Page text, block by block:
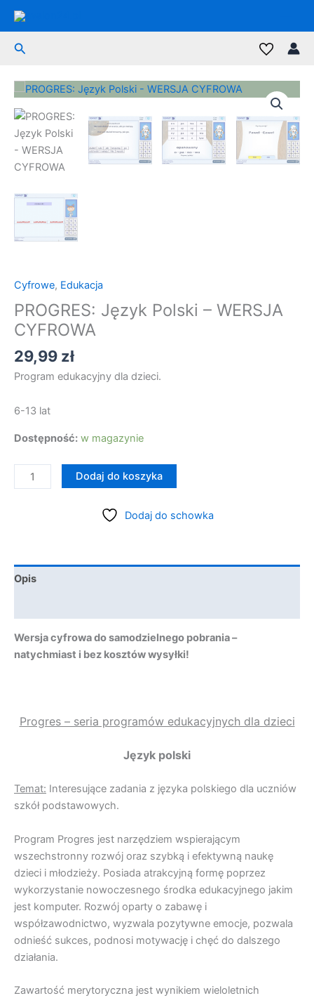
Przejdź
treściSzukaj
Cyfrowe, Edukacja
PROGRES: Język Polski – WERSJA
CYFROWA
29,99 zł
Program edukacyjny dla dzieci.
6-13 lat
Dostępność: w magazynie
ilość
PROGRES:
CYFROWA
Dodaj do koszyka
Dodaj do schowka
Opis
Wersja cyfrowa do samodzielnego pobrania –
natychmiast i bez kosztów wysyłki!
Progres – seria programów edukacyjnych dla dzieci
Język polski
Temat: Interesujące zadania z języka polskiego dla uczniów
szkół podstawowych.
Program Progres jest narzędziem wspierającym
wszechstronny rozwój oraz szybką i efektywną naukę
dzieci i młodzieży. Posiada atrakcyjną formę poprzez
wykorzystanie nowoczesnego środka edukacyjnego jakim
jest komputer. Rozwój oparty o zabawę i
współzawodnictwo, wyzwala pozytywne emocje, pozwala
odnieść sukces, podnosi motywację i chęć do dalszego
działania.
Zawartość merytoryczna jest wynikiem wieloletnich